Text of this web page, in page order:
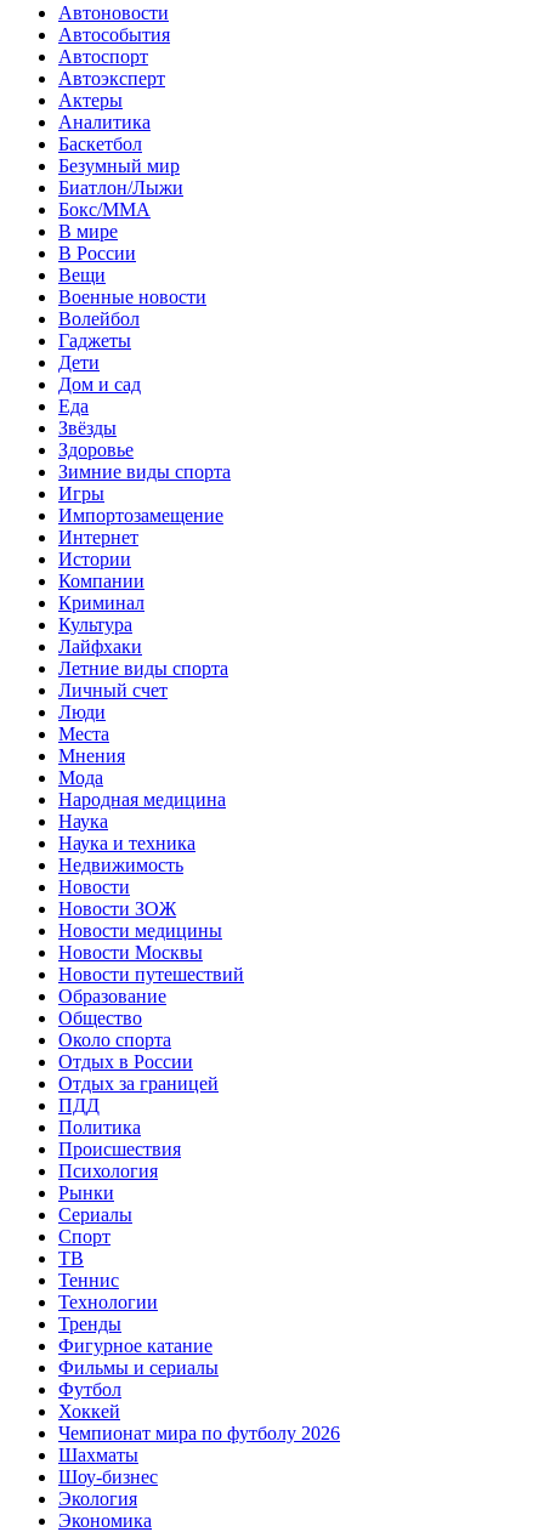
Автоновости
Автособытия
Автоспорт
Автоэксперт
Актеры
Аналитика
Баскетбол
Безумный мир
Биатлон/Лыжи
Бокс/MMA
В мире
В России
Вещи
Военные новости
Волейбол
Гаджеты
Дети
Дом и сад
Еда
Звёзды
Здоровье
Зимние виды спорта
Игры
Импортозамещение
Интернет
Истории
Компании
Криминал
Культура
Лайфхаки
Летние виды спорта
Личный счет
Люди
Места
Мнения
Мода
Народная медицина
Наука
Наука и техника
Недвижимость
Новости
Новости ЗОЖ
Новости медицины
Новости Москвы
Новости путешествий
Образование
Общество
Около спорта
Отдых в России
Отдых за границей
ПДД
Политика
Происшествия
Психология
Рынки
Сериалы
Спорт
ТВ
Теннис
Технологии
Тренды
Фигурное катание
Фильмы и сериалы
Футбол
Хоккей
Чемпионат мира по футболу 2026
Шахматы
Шоу-бизнес
Экология
Экономика